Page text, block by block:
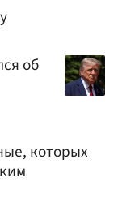
об
которых